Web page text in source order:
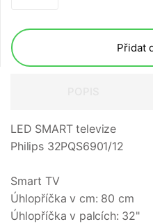
Přidat
LED SMART televize
Philips 32PQS6901/12
Smart TV
Úhlopříčka v cm: 80 cm
Úhlopříčka v palcích: 32"